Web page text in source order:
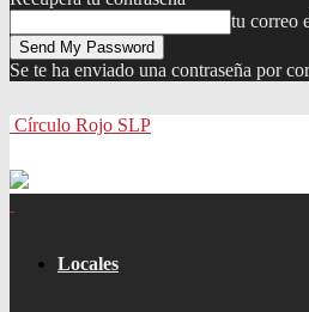
tu correo
Se te ha enviado una contraseña por
Círculo Rojo SLP
Locales